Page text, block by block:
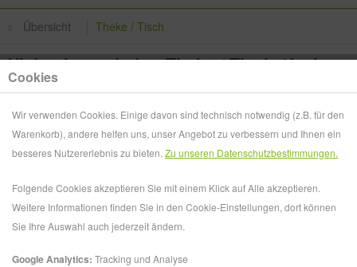
Übersicht Theke / Tisch
Visitenkartenhalter Theke / Tisch 4fach
hintereinander
Cookies
Wir verwenden Cookies. Einige davon sind technisch notwendig (z.B. für den
Warenkorb), andere helfen uns, unser Angebot zu verbessern und Ihnen ein
besseres Nutzererlebnis zu bieten. Zu unseren Datenschutzbestimmungen.
Folgende Cookies akzeptieren Sie mit einem Klick auf Alle akzeptieren.
Weitere Informationen finden Sie in den Cookie-Einstellungen, dort können
Sie Ihre Auswahl auch jederzeit ändern.
Google Analytics: Tracking und Analyse